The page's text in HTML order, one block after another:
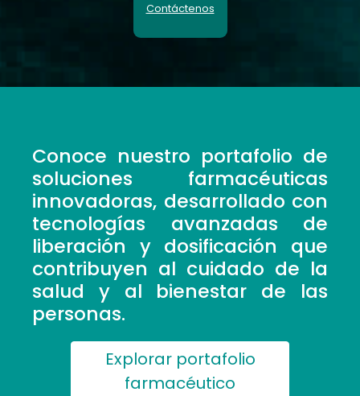
Contáctenos
Conoce nuestro portafolio de
soluciones farmacéuticas
innovadoras, desarrollado con
tecnologías avanzadas de
liberación y dosificación que
contribuyen al cuidado de la
salud y al bienestar de las
personas.
Explorar portafolio
farmacéutico